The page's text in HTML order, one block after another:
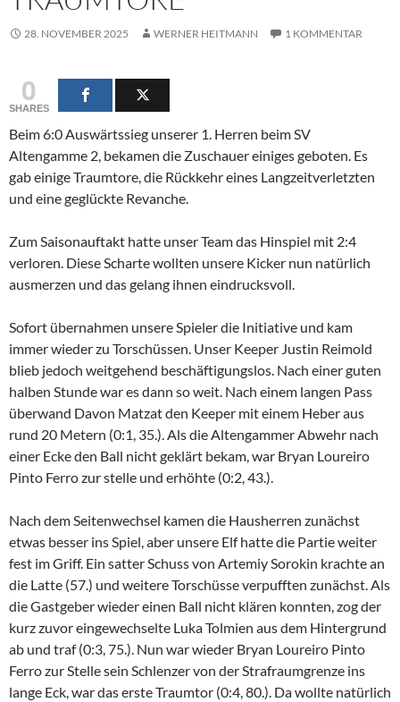
28. NOVEMBER 2025 WERNER HEITMANN 1 KOMMENTAR
0
SHARES
Beim 6:0 Auswärtssieg unserer 1. Herren beim SV
Altengamme 2, bekamen die Zuschauer einiges geboten. Es
gab einige Traumtore, die Rückkehr eines Langzeitverletzten
und eine geglückte Revanche.
Zum Saisonauftakt hatte unser Team das Hinspiel mit 2:4
verloren. Diese Scharte wollten unsere Kicker nun natürlich
ausmerzen und das gelang ihnen eindrucksvoll.
Sofort übernahmen unsere Spieler die Initiative und kam
immer wieder zu Torschüssen. Unser Keeper Justin Reimold
blieb jedoch weitgehend beschäftigungslos. Nach einer guten
halben Stunde war es dann so weit. Nach einem langen Pass
überwand Davon Matzat den Keeper mit einem Heber aus
rund 20 Metern (0:1, 35.). Als die Altengammer Abwehr nach
einer Ecke den Ball nicht geklärt bekam, war Bryan Loureiro
Pinto Ferro zur stelle und erhöhte (0:2, 43.).
Nach dem Seitenwechsel kamen die Hausherren zunächst
etwas besser ins Spiel, aber unsere Elf hatte die Partie weiter
fest im Griff. Ein satter Schuss von Artemiy Sorokin krachte an
die Latte (57.) und weitere Torschüsse verpufften zunächst. Als
die Gastgeber wieder einen Ball nicht klären konnten, zog der
kurz zuvor eingewechselte Luka Tolmien aus dem Hintergrund
ab und traf (0:3, 75.). Nun war wieder Bryan Loureiro Pinto
Ferro zur Stelle sein Schlenzer von der Strafraumgrenze ins
lange Eck, war das erste Traumtor (0:4, 80.). Da wollte natürlich